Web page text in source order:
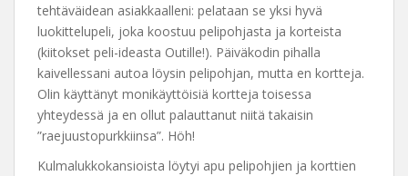
tehtäväidean asiakkaalleni: pelataan se yksi hyvä
luokittelupeli, joka koostuu pelipohjasta ja korteista
(kiitokset peli-ideasta Outille!). Päiväkodin pihalla
kaivellessani autoa löysin pelipohjan, mutta en kortteja.
Olin käyttänyt monikäyttöisiä kortteja toisessa
yhteydessä ja en ollut palauttanut niitä takaisin
”raejuustopurkkiinsa”. Höh!
Kulmalukkokansioista löytyi apu pelipohjien ja korttien